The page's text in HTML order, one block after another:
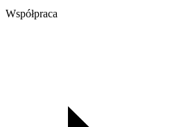
Współpraca